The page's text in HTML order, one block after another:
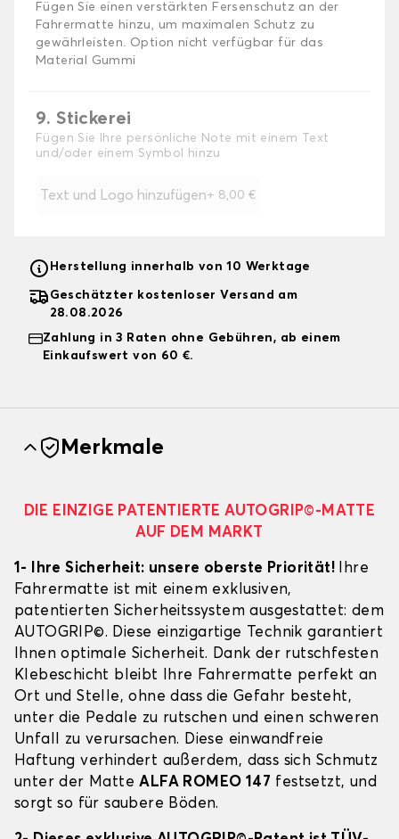
Fügen Sie einen verstärkten Fersenschutz an der
Fahrermatte hinzu, um maximalen Schutz zu
gewährleisten. Option nicht verfügbar für das
Material Gummi
9. Stickerei
Fügen Sie Ihre persönliche Note mit einem Text
und/oder einem Symbol hinzu
Text und Logo hinzufügen+ 8,00 €
Herstellung innerhalb von 10 Werktage
Geschätzter kostenloser Versand am
28.08.2026
Zahlung in 3 Raten ohne Gebühren, ab einem
Einkaufswert von 60 €.
Merkmale
DIE EINZIGE PATENTIERTE AUTOGRIP©-MATTE
AUF DEM MARKT
1- Ihre Sicherheit: unsere oberste Priorität! Ihre
Fahrermatte ist mit einem exklusiven,
patentierten Sicherheitssystem ausgestattet: dem
AUTOGRIP©. Diese einzigartige Technik garantiert
Ihnen optimale Sicherheit. Dank der rutschfesten
Klebeschicht bleibt Ihre Fahrermatte perfekt an
Ort und Stelle, ohne dass die Gefahr besteht,
unter die Pedale zu rutschen und einen schweren
Unfall zu verursachen. Diese einwandfreie
Haftung verhindert außerdem, dass sich Schmutz
unter der MatteALFA ROMEO 147 festsetzt, und
sorgt so für saubere Böden.